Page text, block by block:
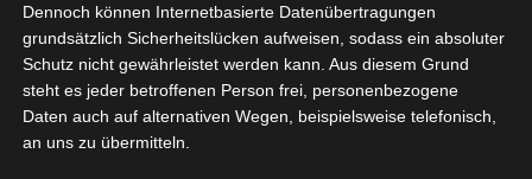
Dennoch können Internetbasierte Datenübertragungen
grundsätzlich Sicherheitslücken aufweisen, sodass ein absoluter
Schutz nicht gewährleistet werden kann. Aus diesem Grund
steht es jeder betroffenen Person frei, personenbezogene
Daten auch auf alternativen Wegen, beispielsweise telefonisch,
an uns zu übermitteln.